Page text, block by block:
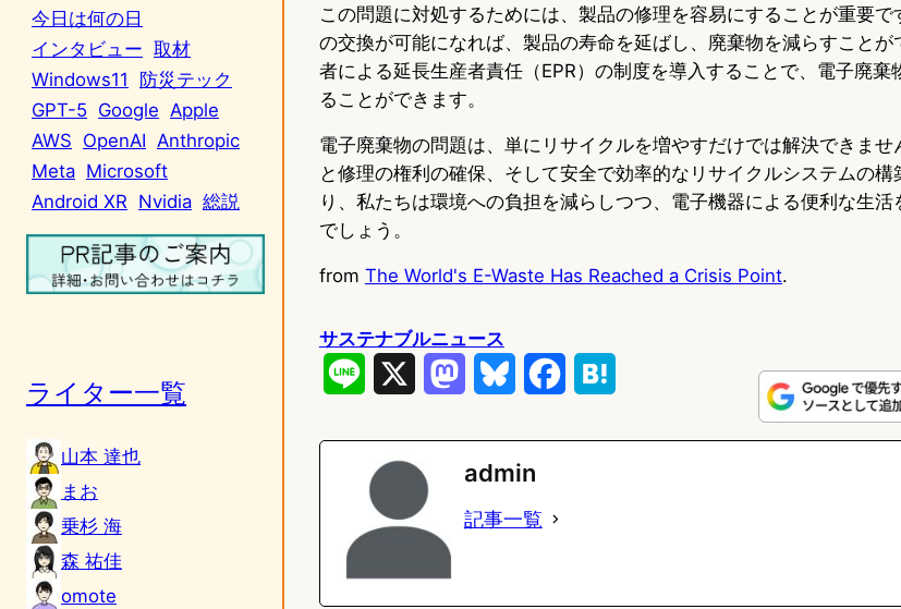
今日は何の日
インタビュー 取材
Windows11
防災テック
GPT-5 Google Apple
AWS OpenAI Anthropic
Meta Microsoft
Android XR Nvidia 総説
ライター一覧
山本 達也
まお
乗杉 海
森 祐佳
omote
この問題に対処するためには、製品の修理を容易にすることが重要
の交換が可能になれば、製品の寿命を延ばし、廃棄物を減らすことが
者による延長生産者責任（EPR）の制度を導入することで、電子廃棄
ることができます。
電子廃棄物の問題は、単にリサイクルを増やすだけでは解決できま
と修理の権利の確保、そして安全で効率的なリサイクルシステムの構
り、私たちは環境への負担を減らしつつ、電子機器による便利な生活
でしょう。
from The World's E-Waste Has Reached a Crisis Point.
サステナブルニュース
e
admin
記事一覧